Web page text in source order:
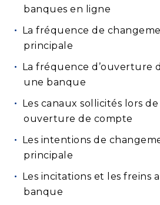
banques en ligne
La fréquence de
principale
La fréquence d’ouverture
une banque
Les canaux sollicités lors
ouverture de compte
Les intentions de
principale
Les incitations et les freins
banque